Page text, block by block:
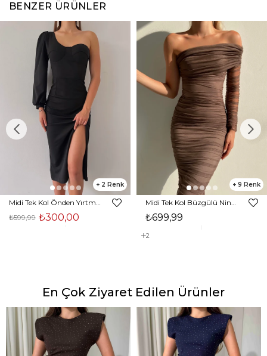
BENZER ÜRÜNLER
2
₺300,00
₺599,99
9
₺699,99
2
En Çok Ziyaret Edilen Ürünler